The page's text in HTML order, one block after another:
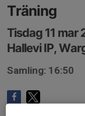
Träning
Tisdag 11
Hallevi IP,
Samling: 16:50